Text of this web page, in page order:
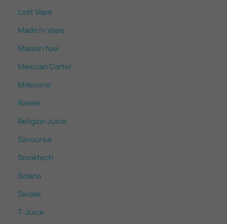
Lost Vape
Made In Vape
Maison fuel
Mexican Cartel
Millesime
Raneki
Religion Juice
Savourea
Smoktech
Solana
Swoke
T-Juice